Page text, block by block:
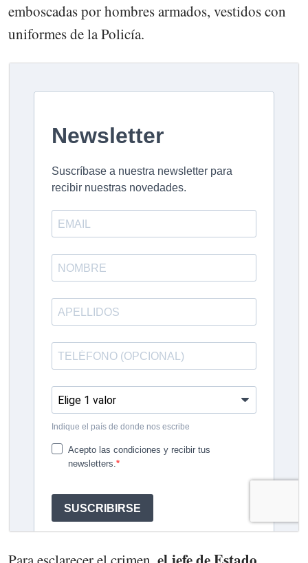
emboscadas por hombres armados, vestidos con
uniformes de la Policía.